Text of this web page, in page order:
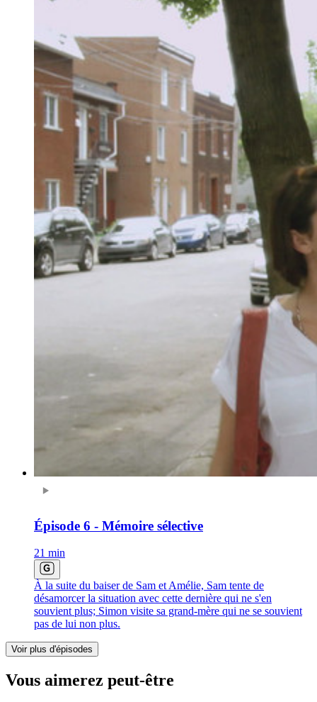
Épisode 6 - Mémoire sélective
21 min
À la suite du baiser de Sam et Amélie, Sam tente de
désamorcer la situation avec cette dernière qui ne s'en
souvient plus; Simon visite sa grand-mère qui ne se souvient
pas de lui non plus.
Voir plus d'épisodes
Vous aimerez peut-être